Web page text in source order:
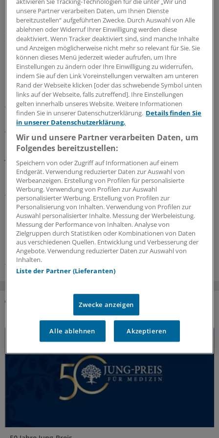
Sie tragen das Potenzial in sich, sich in jede der mehr als
200 Zellarten entwickeln zu können. Weil Egli und Noggle
den Kern der verwendeten Eizellen allerdings nicht
entfernten, entstand der dreifache Chromosomensatz.
Koffein als essenzieller Enzymhemmer
Durch mehrere Kniffe und Tricks sind nun US-
Wissenschaftler um Dr. Shoukhrat Mitalipov von der
Oregon Health and Science University in Portland einen
wesentlichen Schritt weiter gekommen...
Jetzt gleich lesen ...
Lesen Sie dazu auch:Meilenstein in der Forschung:
Menschliche Stammzellen aus geklontem Embryo
0
Schlagworte:
Gentechnik
DAS KÖNNTE SIE AUCH INTERESSIEREN
unsere Partner verarbeiten Daten, um Ihnen Dienste
bereitzustellen“ aufgeführten Zwecke. Durch Auswahl von Alle
ablehnen oder Widerruf Ihrer Einwilligung werden diese
deaktiviert. Wenn Tracker deaktiviert sind, sind manche Inhalte
und Anzeigen möglicherweise nicht mehr so relevant für Sie. Sie
können dieses Menü jederzeit wieder aufrufen, um Ihre
Einstellungen zu ändern oder Ihre Einwilligung zu widerrufen,
indem Sie auf den Link Voreinstellungen verwalten am unteren
Rand der Webseite klicken [oder das schwebende Symbol unten
links auf der Webseite, falls zutreffend]. Ihre Einstellungen
gelten innerhalb unseres Website. Weitere Informationen
finden Sie in unserer Datenschutzerklärung. Details finden Sie
in unserer Datenschutzerklärung.
Wir und unsere Partner verarbeiten Daten, um
Folgendes bereitzustellen:
Speichern von oder Zugriff auf Informationen auf einem
Endgerät. Verwendung reduzierter Daten zur Auswahl von
Werbeanzeigen. Erstellung von Profilen für personalisierte
Werbung. Verwendung von Profilen zur Auswahl
personalisierter Werbung. Erstellung von Profilen zur
Personalisierung von Inhalten. Verwendung von Profilen zur
Auswahl personalisierter Inhalte. Messung der Werbeleistung.
Messung der Performance von Inhalten. Analyse von
Zielgruppen durch Statistiken oder Kombinationen von Daten
aus verschiedenen Quellen. Entwicklung und Verbesserung der
Angebote. Verwendung reduzierter Daten zur Auswahl von
Inhalten.
Liste der Partner (Lieferanten)
Zwecke anzeigen
Alle ablehnen Akzeptieren